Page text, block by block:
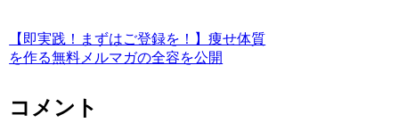
【即実践！まずはご登録を！】痩せ体質
を作る無料メルマガの全容を公開
コメント